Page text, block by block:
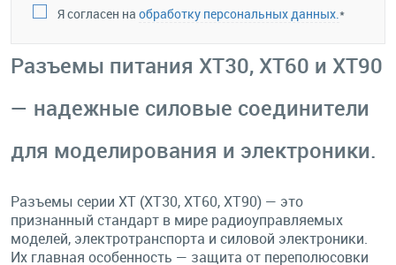
Я согласен на обработку персональных данных. *
Разъемы питания XT30, XT60 и XT90
— надежные силовые соединители
для моделирования и электроники.
Разъемы серии XT (XT30, XT60, XT90) — это
признанный стандарт в мире радиоуправляемых
моделей, электротранспорта и силовой электроники.
Их главная особенность — защита от переполюсовки